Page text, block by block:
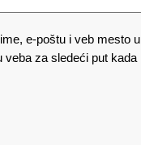
e-poštu i veb mesto u
veba za sledeći put kada